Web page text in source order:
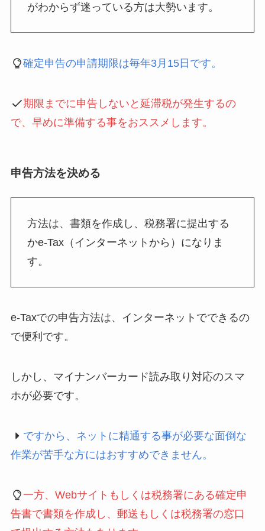
がわからず迷っている方は大勢います。
確定申告の申請期限は毎年3月15日です。
期限までに申告しないと延滞税が発生するの
で、早めに準備する事をおススメします。
申告方法を決める
方法は、書類を作成し、税務署に提出する
かe-Tax（インターネットから）になりま
す。
e-Taxでの申告方法は、インターネットでできるの
で便利です。
しかし、マイナンバーカード読み取り対応のスマ
ホが必要です。
ですから、ネットに精通する事が必要な面倒な
作業が苦手な方にはおすすめできません。
一方、Webサイトもしくは税務署にある確定申
告書で書類を作成し、郵送もしくは税務署の窓口